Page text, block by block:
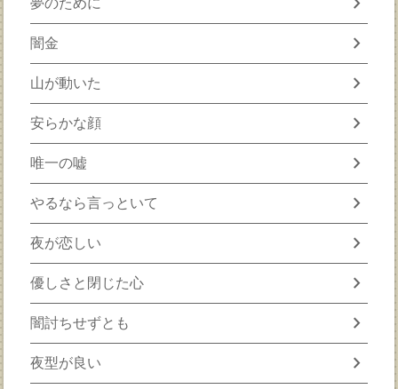
闇金 chevron_right
山が動いた chevron_right
安らかな顔 chevron_right
唯一の嘘 chevron_right
やるなら言っといて chevron_right
夜が恋しい chevron_right
優しさと閉じた心 chevron_right
闇討ちせずとも chevron_right
夜型が良い chevron_right